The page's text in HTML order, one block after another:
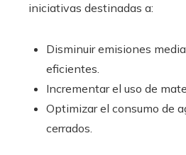
iniciativas destinadas a:
Disminuir emisiones
eficientes.
Incrementar el uso de
Optimizar el consumo de
cerrados.